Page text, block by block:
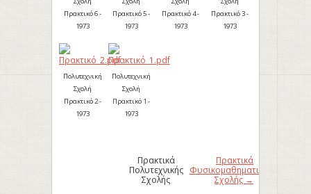
Πρακτικό 6 -
1973
Πρακτικό 5 -
1973
Πρακτικό 4 -
1973
Πρακτικό 3 -
1973
Πολυτεχνική
Σχολή
Πρακτικό 2 -
1973
Πολυτεχνική
Σχολή
Πρακτικό 1 -
1973
Πρακτικά
Φυσικομαθηματικής
Σχολής →
Πρακτικά
Πολυτεχνικής
Σχολής